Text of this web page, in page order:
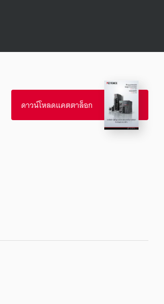
ดาวน์โหลดแคตตาล็อก